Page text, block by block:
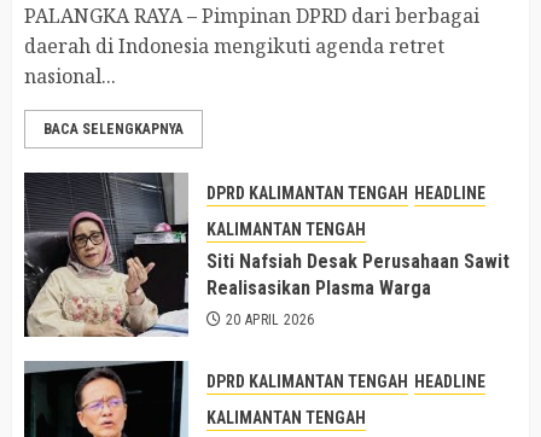
PALANGKA RAYA – Pimpinan DPRD dari berbagai
daerah di Indonesia mengikuti agenda retret
nasional...
BACA SELENGKAPNYA
DPRD KALIMANTAN TENGAH
HEADLINE
KALIMANTAN TENGAH
Siti Nafsiah Desak Perusahaan Sawit
Realisasikan Plasma Warga
20 APRIL 2026
DPRD KALIMANTAN TENGAH
HEADLINE
KALIMANTAN TENGAH